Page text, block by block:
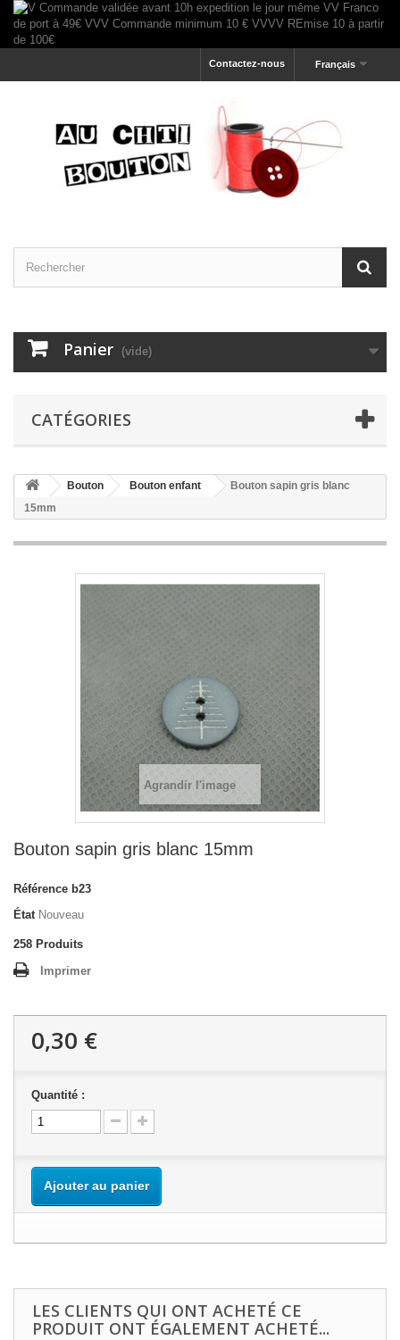
Français
Contactez-nous
Panier (vide)
CATÉGORIES
Bouton Bouton enfant
Bouton sapin gris blanc
15mm
Agrandir l'image
Bouton sapin gris blanc 15mm
Référence b23
État Nouveau
258 Produits
Imprimer
0,30 €
Quantité :
Ajouter au panier
LES CLIENTS QUI ONT ACHETÉ CE
PRODUIT ONT ÉGALEMENT ACHETÉ...